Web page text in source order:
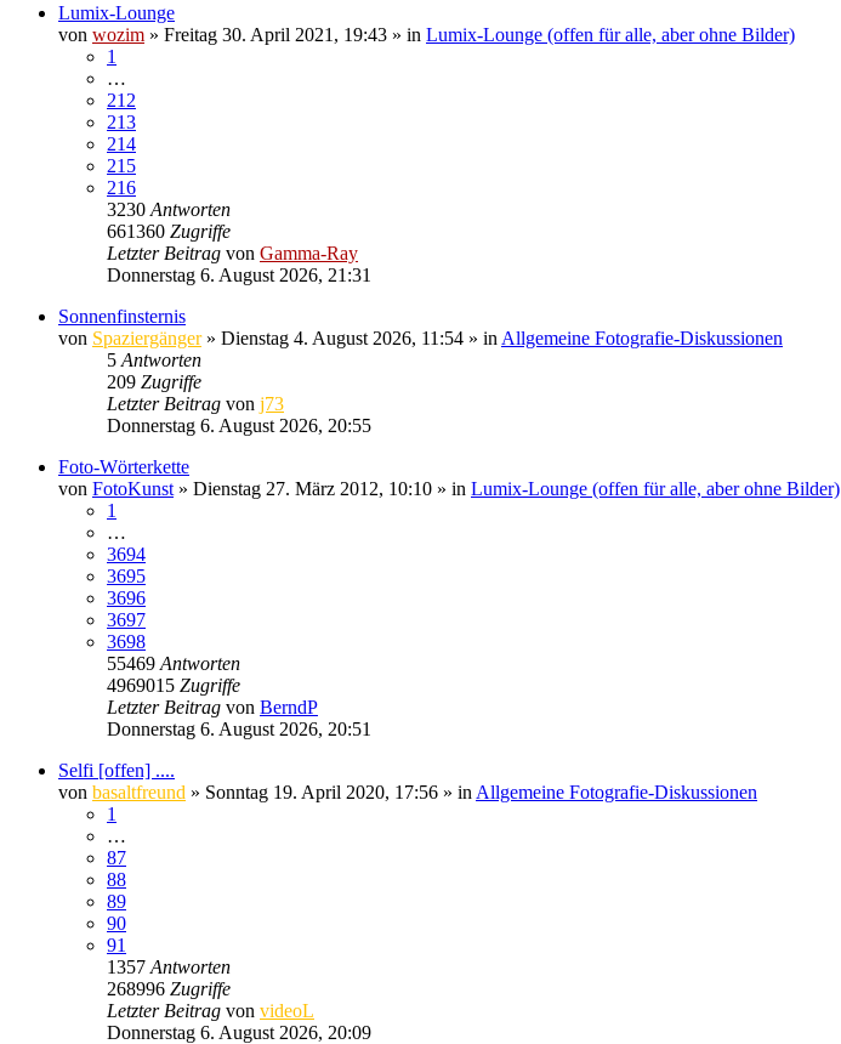
Lumix-Lounge
von wozim » Freitag 30. April 2021, 19:43 » in Lumix-Lounge (offen für alle, aber ohne Bilder)
1
…
212
213
214
215
216
3230 Antworten
661360 Zugriffe
Letzter Beitrag von Gamma-Ray
Donnerstag 6. August 2026, 21:31
Sonnenfinsternis
von Spaziergänger» Dienstag 4. August 2026, 11:54 » in Allgemeine Fotografie-Diskussionen
5 Antworten
209 Zugriffe
Letzter Beitrag von j73
Donnerstag 6. August 2026, 20:55
Foto-Wörterkette
von FotoKunst » Dienstag 27. März 2012, 10:10 » in Lumix-Lounge (offen für alle, aber ohne Bilder)
1
…
3694
3695
3696
3697
3698
55469 Antworten
4969015 Zugriffe
Letzter Beitrag von BerndP
Donnerstag 6. August 2026, 20:51
Selfi [offen] ....
von basaltfreund » Sonntag 19. April 2020, 17:56 » in Allgemeine Fotografie-Diskussionen
1
…
87
88
89
90
91
1357 Antworten
268996 Zugriffe
Letzter Beitrag von videoL
Donnerstag 6. August 2026, 20:09